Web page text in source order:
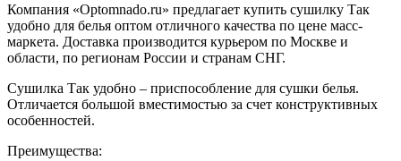
Компания «Optomnado.ru» предлагает купить сушилку Так
удобно для белья оптом отличного качества по цене масс-
маркета. Доставка производится курьером по Москве и
области, по регионам России и странам СНГ.
Сушилка Так удобно – приспособление для сушки белья.
Отличается большой вместимостью за счет конструктивных
особенностей.
Преимущества: